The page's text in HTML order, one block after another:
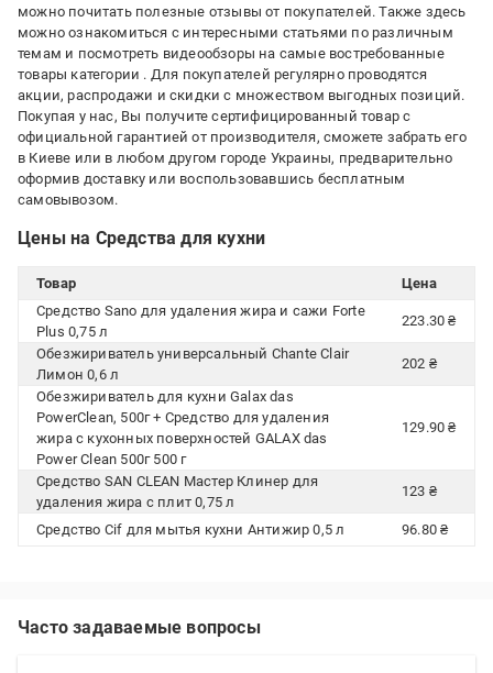
можно почитать полезные отзывы от покупателей. Также здесь
можно ознакомиться с интересными статьями по различным
темам и посмотреть видеообзоры на самые востребованные
товары категории . Для покупателей регулярно проводятся
акции, распродажи и скидки с множеством выгодных позиций.
Покупая у нас, Вы получите сертифицированный товар с
официальной гарантией от производителя, сможете забрать его
в Киеве или в любом другом городе Украины, предварительно
оформив доставку или воспользовавшись бесплатным
самовывозом.
Цены на Средства для кухни
Товар
Цена
Средство Sano для удаления жира и сажи Forte
Рlus 0,75 л
223.30 ₴
Обезжириватель универсальный Chante Clair
Лимон 0,6 л
202 ₴
Обезжириватель для кухни Galax das
PowerClean, 500г + Средство для удаления
жира с кухонных поверхностей GALAX das
Power Clean 500г 500 г
129.90 ₴
Средство SAN CLEAN Мастер Клинер для
удаления жира с плит 0,75 л
123 ₴
Средство Cif для мытья кухни Антижир 0,5 л 96.80 ₴
Часто задаваемые вопросы